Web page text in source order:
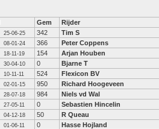
Gem Rijder
25-06-25 342 Tim S
08-01-24 366 Peter Coppens
18-11-19 154 Arjan Houben
30-04-10 0 Bjarne T
10-11-11 524 Flexicon BV
02-01-15 950 Richard Hoogeveen
28-07-18 984 Niels vd Wal
27-05-11 0 Sebastien Hincelin
04-12-18 50 R Queau
01-06-11 0 Hasse Hojland